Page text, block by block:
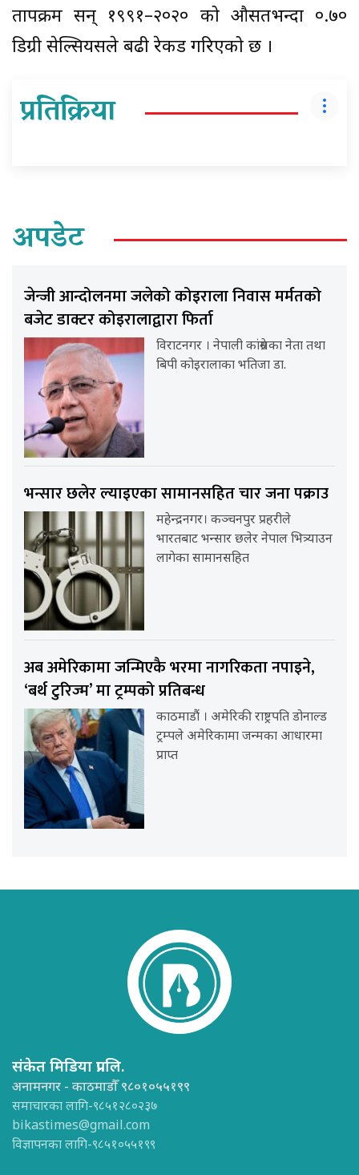
तापक्रम सन् १९९१–२०२० को औसतभन्दा ०.७०
डिग्री सेल्सियसले बढी रेकर्ड गरिएको छ ।
प्रतिक्रिया
अपडेट
जेन्जी आन्दोलनमा जलेको कोइराला निवास मर्मतको
बजेट डाक्टर कोइरालाद्वारा फिर्ता
विराटनगर । नेपाली कांग्रेसका नेता तथा
बिपी कोइरालाका भतिजा डा.
भन्सार छलेर ल्याइएका सामानसहित चार जना पक्राउ
महेन्द्रनगर। कञ्चनपुर प्रहरीले
भारतबाट भन्सार छलेर नेपाल भित्र्याउन
लागेका सामानसहित
अब अमेरिकामा जन्मिएकै भरमा नागरिकता नपाइने,
‘बर्थ टुरिज्म’ मा ट्रम्पको प्रतिबन्ध
काठमाडौं । अमेरिकी राष्ट्रपति डोनाल्ड
ट्रम्पले अमेरिकामा जन्मका आधारमा
प्राप्त
संकेत मिडिया प्रा.लि.
अनामनगर - काठमाडौँ ९८०१०५५१९९
समाचारका लागि-९८५१२८०२३७
bikastimes@gmail.com
विज्ञापनका लागि-९८५१०५५१९९